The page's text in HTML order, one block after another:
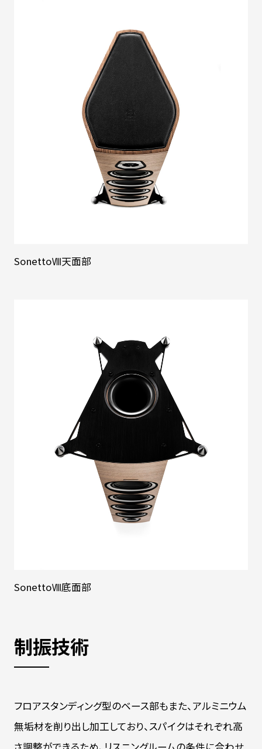
SonettoⅧ天面部
SonettoⅧ底面部
制振技術
フロアスタンディング型のベース部もまた、アルミニウム
無垢材を削り出し加工しており、スパイクはそれぞれ高